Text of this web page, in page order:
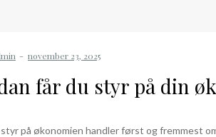
får du styr på din
på økonomien handler først og fremmest